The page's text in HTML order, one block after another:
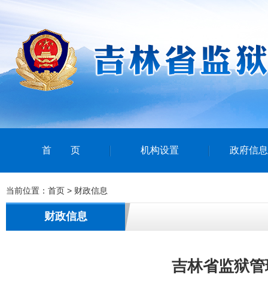
首页 机构设置 政府信
当前位置： 首页 > 财政信息
财政信息
吉林省监狱